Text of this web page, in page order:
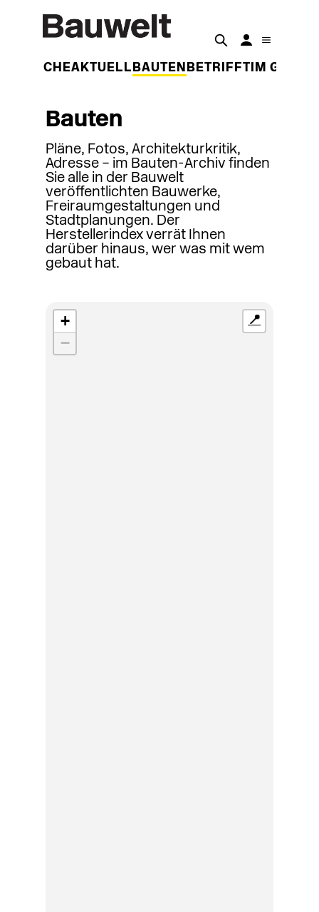
WOCHEAKTUELL BAUTEN BETRIFFT IM
Bauten
Pläne, Fotos, Architekturkritik,
Adresse – im Bauten-Archiv finden
Sie alle in der Bauwelt
veröffentlichten Bauwerke,
Freiraumgestaltungen und
Stadtplanungen. Der
Herstellerindex verrät Ihnen
darüber hinaus, wer was mit wem
gebaut hat.
+
−
📍